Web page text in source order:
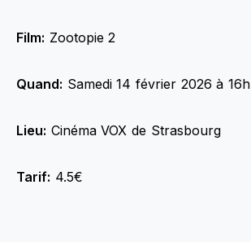
Film: Zootopie 2
Quand: Samedi 14 février 2026 à 16h
Lieu: Cinéma VOX de Strasbourg
Tarif: 4.5€